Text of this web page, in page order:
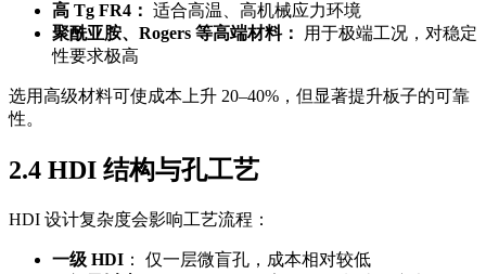
高 Tg FR4： 适合高温、高机械应力环境
聚酰亚胺、Rogers 等高端材料：
用于极端工况，对稳定
性要求极高
选用高级材料可使成本上升 20–40%，但显著提升板子的可靠
性。
2.4 HDI 结构与孔工艺
HDI 设计复杂度会影响工艺流程：
一级 HDI ： 仅一层微盲孔，成本相对较低